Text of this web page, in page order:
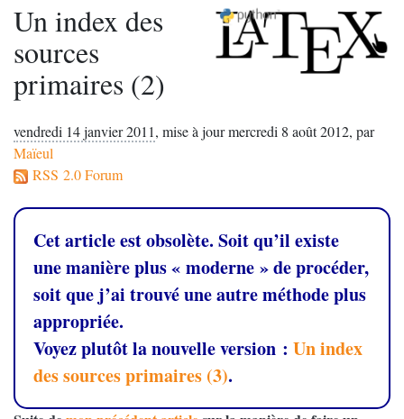
Un index des
sources
primaires (2)
vendredi 14 janvier 2011, mise à jour mercredi 8 août 2012, par
Maïeul
RSS 2.0 Forum
Cet article est obsolète. Soit qu’il existe
une manière plus « moderne » de procéder,
soit que j’ai trouvé une autre méthode plus
appropriée.
Voyez plutôt la nouvelle version : Un index
des sources primaires (3).